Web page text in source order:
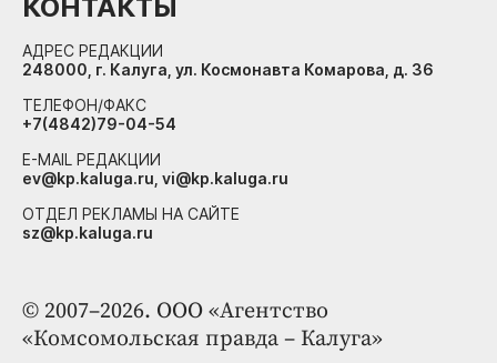
© 2007–2026. ООО «Агентство
«Комсомольская правда – Калуга»
КОНТАКТЫ
АДРЕС РЕДАКЦИИ
248000, г. Калуга, ул. Космонавта Комарова, д. 36
ТЕЛЕФОН/ФАКС
+7(4842)79-04-54
E-MAIL РЕДАКЦИИ
ev@kp.kaluga.ru, vi@kp.kaluga.ru
ОТДЕЛ РЕКЛАМЫ НА САЙТЕ
sz@kp.kaluga.ru